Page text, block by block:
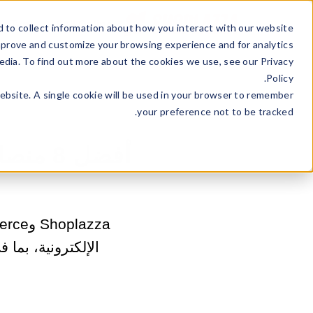
to collect information about how you interact with our website
and customize your browsing experience and for analytics
To find out more about the cookies we use, see our Privacy
Policy.
A single cookie will be used in your browser to remember
your preference not to be tracked.
Sell Online
Type
الإلكترونية،